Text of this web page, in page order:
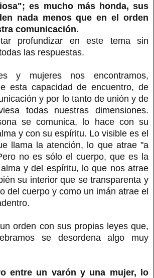
es mucho más honda, sus
nada menos que en el orden
comunicación.
profundizar en este tema sin
las respuestas.
y mujeres nos encontramos,
esta capacidad de encuentro, de
y por lo tanto de unión y de
todas nuestras dimensiones.
se comunica, lo hace con su
y con su espíritu. Lo visible es el
llama la atención, lo que atrae "a
no es sólo el cuerpo, que es la
y del espíritu, lo que nos atrae
su interior que se transparenta y
del cuerpo y como un imán atrae el
orden con sus propias leyes que,
se desordena algo muy
entre un varón y una mujer, lo